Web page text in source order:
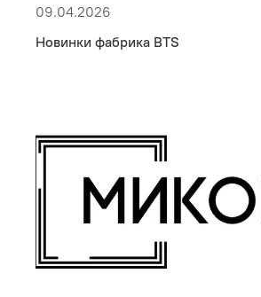
09.04.2026
Новинки фабрика BTS